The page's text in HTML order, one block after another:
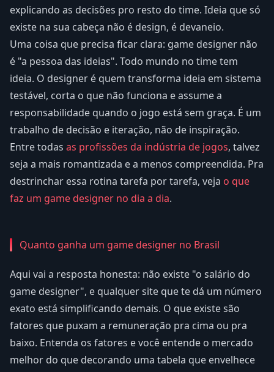
explicando as decisões pro resto do time. Ideia que só
existe na sua cabeça não é design, é devaneio.
Uma coisa que precisa ficar clara: game designer não
é "a pessoa das ideias". Todo mundo no time tem
ideia. O designer é quem transforma ideia em sistema
testável, corta o que não funciona e assume a
responsabilidade quando o jogo está sem graça. É um
trabalho de decisão e iteração, não de inspiração.
Entre todas as profissões da indústria de jogos, talvez
seja a mais romantizada e a menos compreendida. Pra
destrinchar essa rotina tarefa por tarefa, veja o que
faz um game designer no dia a dia.
Quanto ganha um game designer no Brasil
Aqui vai a resposta honesta: não existe "o salário do
game designer", e qualquer site que te dá um número
exato está simplificando demais. O que existe são
fatores que puxam a remuneração pra cima ou pra
baixo. Entenda os fatores e você entende o mercado
melhor do que decorando uma tabela que envelhece